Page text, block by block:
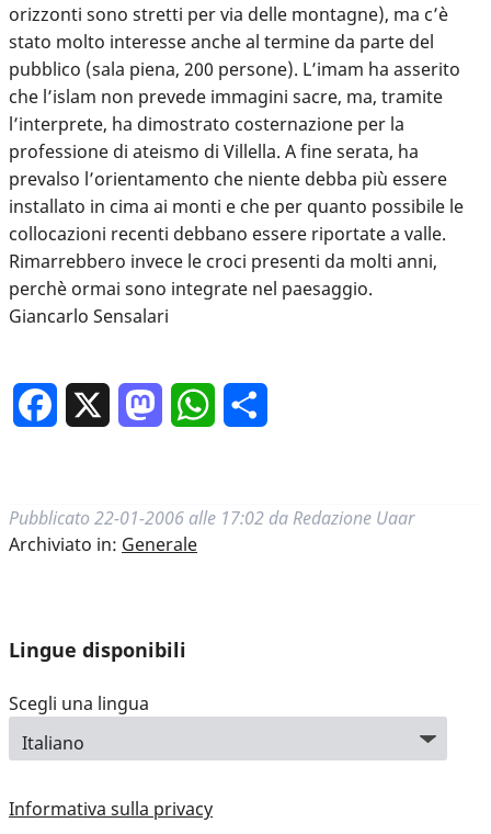
orizzonti sono stretti per via delle montagne), ma c’è
stato molto interesse anche al termine da parte del
pubblico (sala piena, 200 persone). L’imam ha asserito
che l’islam non prevede immagini sacre, ma, tramite
l’interprete, ha dimostrato costernazione per la
professione di ateismo di Villella. A fine serata, ha
prevalso l’orientamento che niente debba più essere
installato in cima ai monti e che per quanto possibile le
collocazioni recenti debbano essere riportate a valle.
Rimarrebbero invece le croci presenti da molti anni,
perchè ormai sono integrate nel paesaggio.
Giancarlo Sensalari
Facebook MastodonWhatsApp
Pubblicato 22-01-2006 alle 17:02 da Redazione Uaar
Archiviato in: Generale
Lingue disponibili
Scegli una lingua
Informativa sulla privacy